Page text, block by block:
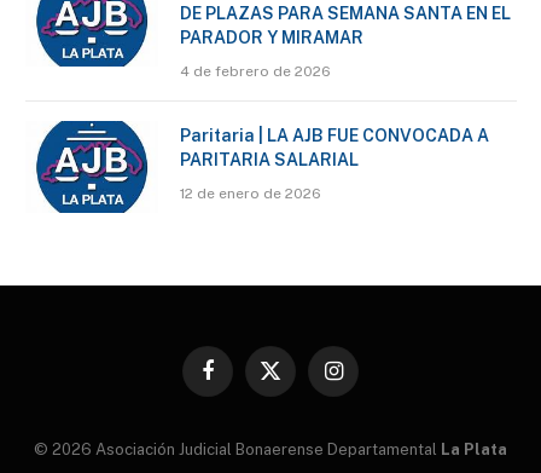
DE PLAZAS PARA SEMANA SANTA EN EL
PARADOR Y MIRAMAR
4 de febrero de 2026
Paritaria | LA AJB FUE CONVOCADA A
PARITARIA SALARIAL
12 de enero de 2026
Facebook
X
Instagram
© 2026 Asociación Judicial Bonaerense Departamental La Plata